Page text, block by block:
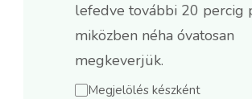
lefedve további 20 percig
miközben néha óvatosan
megkeverjük.
Megjelölés készként